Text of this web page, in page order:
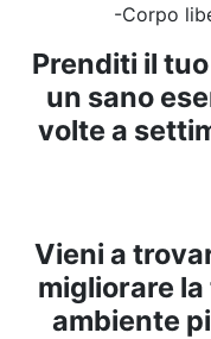
-Corpo
Prenditi il
un sano
volte a
Vieni a
migliorare
ambiente